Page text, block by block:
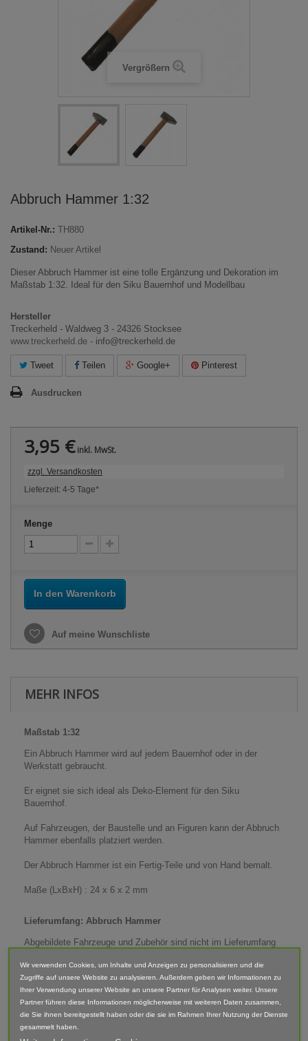
Vergrößern
Abbruch Hammer 1:32
Artikel-Nr.: TH880
Zustand: Neuer Artikel
Dieser Abbruch Hammer ist eine tolle Ergänzung und Dekoration im
Maßstab 1:32. Ideal für den Siku Bauernhof und Modellbau
Hersteller
Treckerheld - Waldweg 3 - 24326 Stocksee
www.treckerheld.de - info@treckerheld.de
Tweet Teilen Google+ Pinterest
Ausdrucken
3,95 €inkl. MwSt.
zzgl. Versandkosten
Lieferzeit: 4-5 Tage*
Menge
In den Warenkorb
Auf meine Wunschliste
MEHR INFOS
Maßstab 1:32
Ein Abbruch Hammer wird auf jedem Bauernhof oder in der
Werkstatt gebraucht.
Er eignet sie sich ideal als Deko-Element für den Siku
Bauernhof.
Auf Fahrzeugen, der Baustelle und an Figuren kann der Abbruch
Hammer ebenfalls platziert werden.
Der Abbruch Hammer ist ein Fertig-Teile und von Hand bemalt.
Maße (LxBxH) : 24 x 6 x 2 mm
Lieferumfang: Abbruch Hammer
Abgebildete Fahrzeuge und Zubehör sind nicht im Lieferumfang
Der Artikel ist im 3D-Druck-Verfahren gefertigt und von Hand
nach bearbeitet. Daher können Form, Farbe und Ausführung
abweichen.
Warnhinweis
Wir verwenden Cookies, um Inhalte und Anzeigen zu personalisieren und die
Zugriffe auf unsere Website zu analysieren. Außerdem geben wir Informationen zu
Ihrer Verwendung unserer Website an unsere Partner für Analysen weiter. Unsere
Partner führen diese Informationen möglicherweise mit weiteren Daten zusammen,
die Sie ihnen bereitgestellt haben oder die sie im Rahmen Ihrer Nutzung der Dienste
gesammelt haben.